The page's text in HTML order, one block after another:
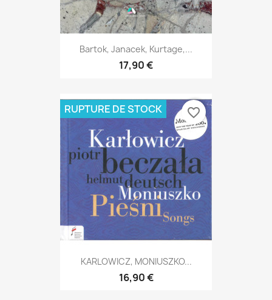
Bartok, Janacek, Kurtage,...
17,90 €
KARLOWICZ, MONIUSZKO...
16,90 €
RUPTURE DE STOCK favorite_border